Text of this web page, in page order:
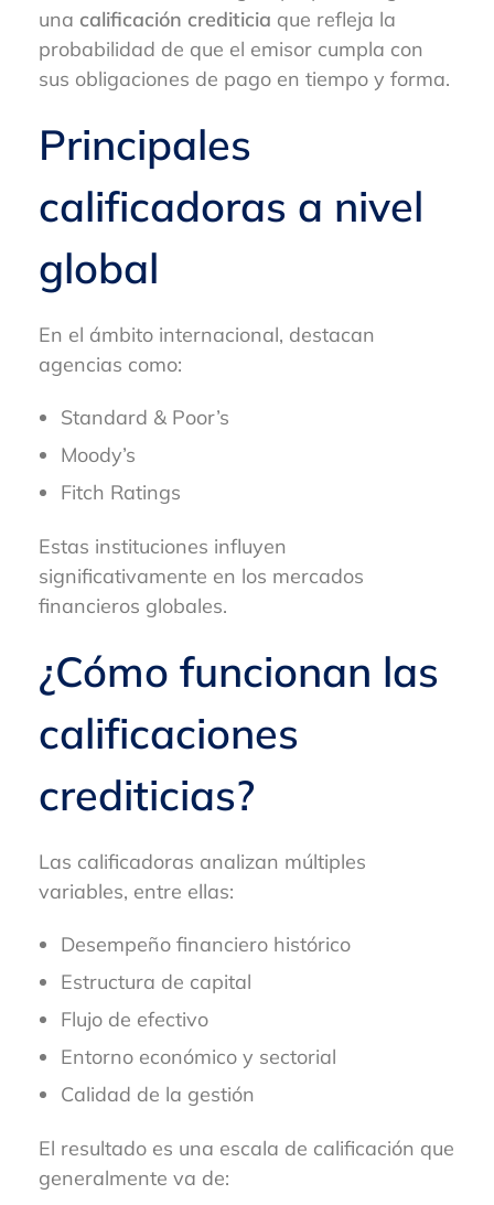
una calificación crediticia que refleja la
probabilidad de que el emisor cumpla con
sus obligaciones de pago en tiempo y forma.
Principales
calificadoras a nivel
global
En el ámbito internacional, destacan
agencias como:
Standard & Poor’s
Moody’s
Fitch Ratings
Estas instituciones influyen
significativamente en los mercados
financieros globales.
¿Cómo funcionan las
calificaciones
crediticias?
Las calificadoras analizan múltiples
variables, entre ellas:
Desempeño financiero histórico
Estructura de capital
Flujo de efectivo
Entorno económico y sectorial
Calidad de la gestión
El resultado es una escala de calificación que
generalmente va de: